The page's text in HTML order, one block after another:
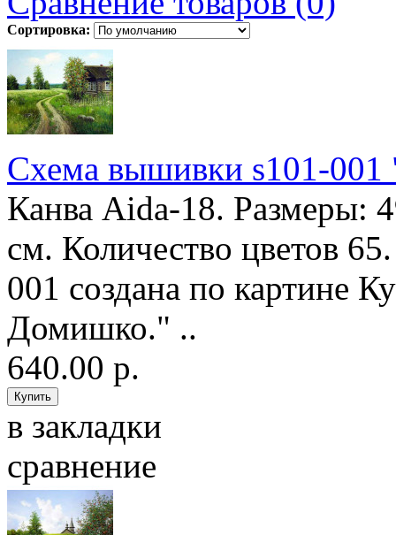
Сортировка:
Схема вышивки s101-
Канва Aida-18. Размеры:
см. Количество цветов
001 создана по
Домишко." ..
640.00 р.
в закладки
сравнение